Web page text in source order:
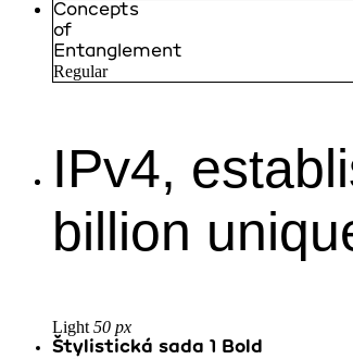
Concepts
of
Entanglement
Regular
IPv4,
billion
Light 50 px
Štylistická sada 1 Bold